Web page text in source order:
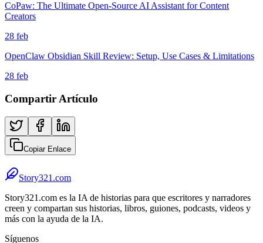
CoPaw: The Ultimate Open-Source AI Assistant for Content
Creators
28 feb
OpenClaw Obsidian Skill Review: Setup, Use Cases & Limitations
28 feb
Compartir Artículo
Copiar Enlace
Story321.com
Story321.com es la IA de historias para que escritores y narradores
creen y compartan sus historias, libros, guiones, podcasts, videos y
más con la ayuda de la IA.
Síguenos